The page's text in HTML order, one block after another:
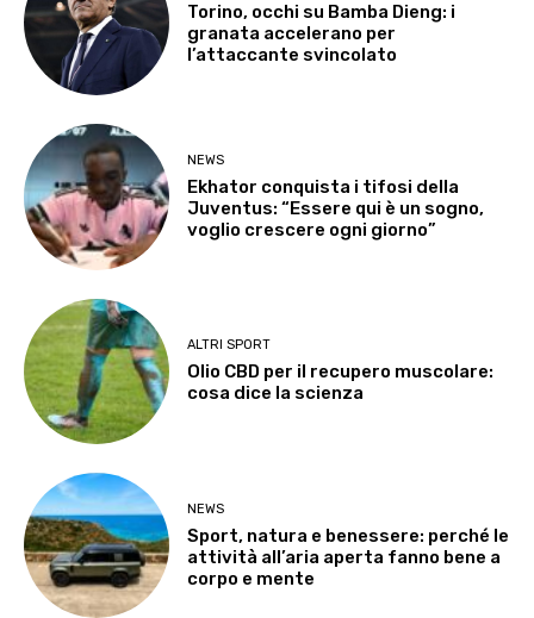
Torino, occhi su Bamba Dieng: i
granata accelerano per
l’attaccante svincolato
NEWS
Ekhator conquista i tifosi della
Juventus: “Essere qui è un sogno,
voglio crescere ogni giorno”
ALTRI SPORT
Olio CBD per il recupero muscolare:
cosa dice la scienza
NEWS
Sport, natura e benessere: perché le
attività all’aria aperta fanno bene a
corpo e mente